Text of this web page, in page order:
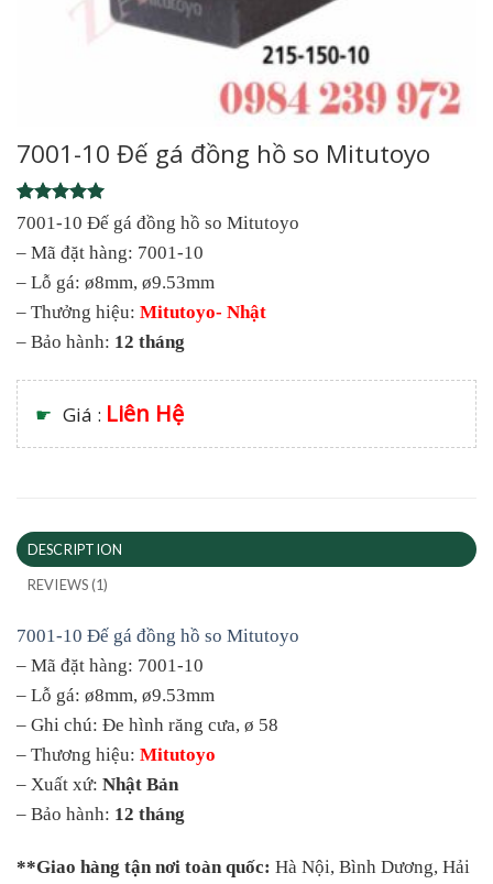
7001-10 Đế gá đồng hồ so Mitutoyo
Rated5
out of 5
based on
1
rating
7001-10 Đế gá đồng hồ so Mitutoyo
– Mã đặt hàng: 7001-10
– Lỗ gá: ø8mm, ø9.53mm
– Thưởng hiệu: Mitutoyo- Nhật
– Bảo hành: 12 tháng
☛ Giá : Liên Hệ
DESCRIPTION
REVIEWS (1)
7001-10 Đế gá đồng hồ so Mitutoyo
– Mã đặt hàng: 7001-10
– Lỗ gá: ø8mm, ø9.53mm
– Ghi chú: Đe hình răng cưa, ø 58
– Thương hiệu: Mitutoyo
– Xuất xứ: Nhật Bản
– Bảo hành: 12 tháng
**Giao hàng tận nơi toàn quốc: Hà Nội, Bình Dương, Hải